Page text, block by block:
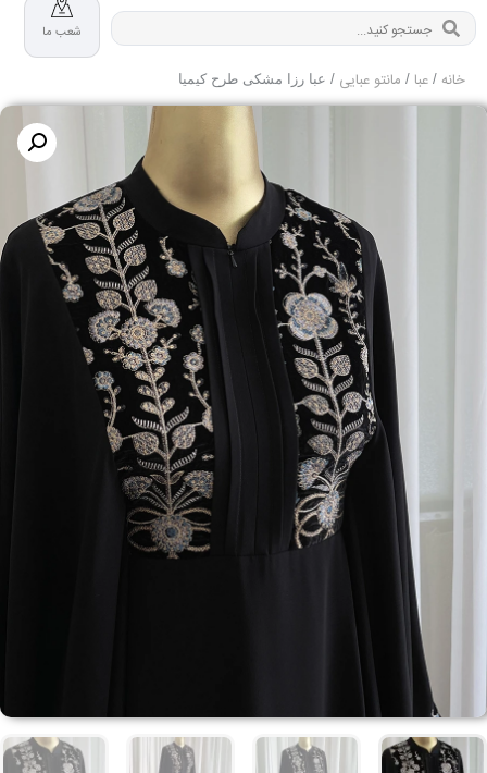
شعب ما
خانه / عبا / مانتو عبایی / عبا رزا مشکی طرح کیمیا